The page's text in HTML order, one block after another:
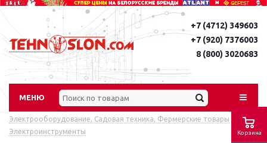
Корзина
+7 (4712) 349603
+7 (920) 7376003
8 (800) 3020683
МЕНЮ
Электрооборудование, Садовая техника, Фермерские товары
Электроинструменты